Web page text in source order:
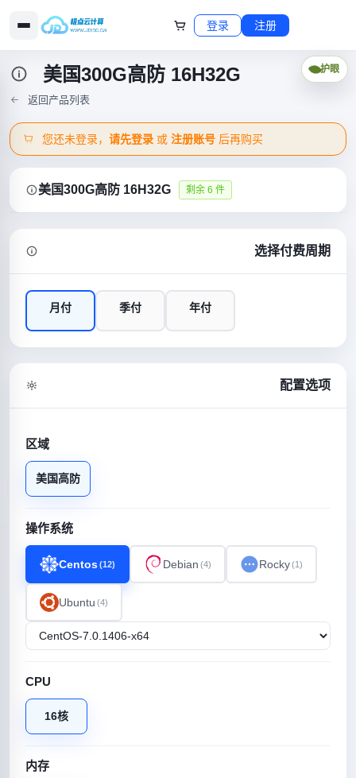
登录 注册
美国300G高防 16H32G
返回产品列表
您还未登录，请先登录 或注册账号 后再购买
美国300G高防 16H32G 剩余 6 件
选择付费周期
月付 季付 年付
配置选项
区域
美国高防
操作系统
Centos(12) Debian (4) Rocky(1)
Ubuntu (4)
CPU
16核
内存
护眼